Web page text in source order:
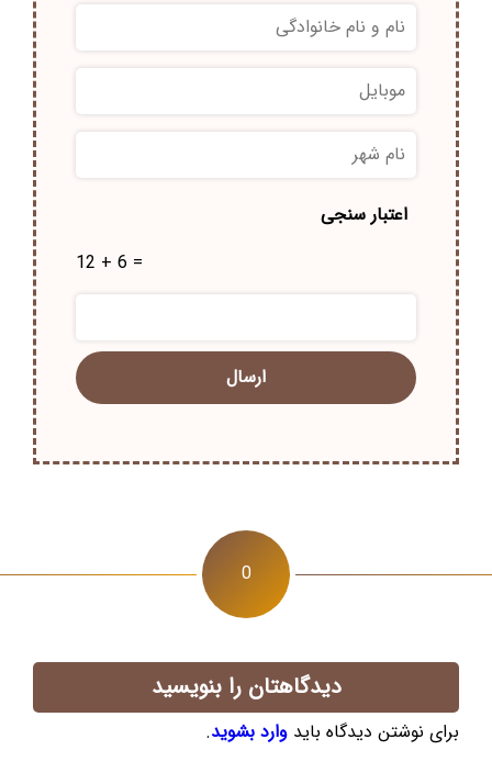
نام
و
خانوادگی
موبایل
نام
شهر
*
اعتبار سنجی
12 + 6 =
0
دیدگاهتان را بنویسید
برای نوشتن دیدگاه باید وارد بشوید.